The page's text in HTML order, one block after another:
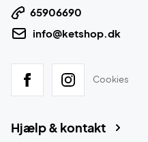
65906690
info@ketshop.dk
Cookies
Hjælp & kontakt